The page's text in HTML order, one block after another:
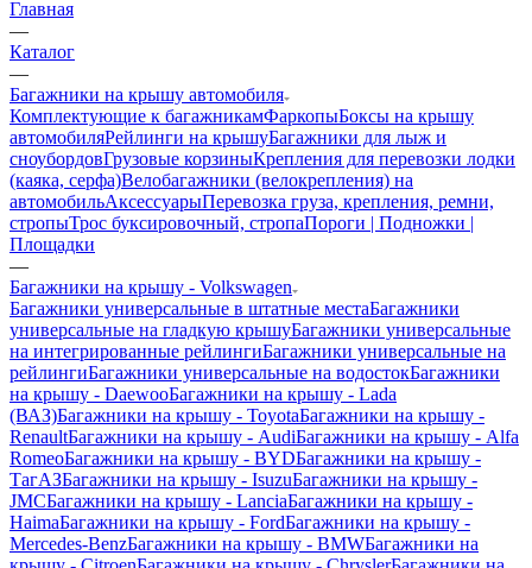
Главная
—
Каталог
—
Багажники на крышу автомобиля
Комплектующие к багажникамФаркопыБоксы на крышу
автомобиляРейлинги на крышуБагажники для лыж и
сноубордовГрузовые корзиныКрепления для перевозки лодки
(каяка, серфа)Велобагажники (велокрепления) на
автомобильАксессуарыПеревозка груза, крепления, ремни,
стропыТрос буксировочный, стропаПороги | Подножки |
Площадки
—
Багажники на крышу - Volkswagen
Багажники универсальные в штатные местаБагажники
универсальные на гладкую крышуБагажники универсальные
на интегрированные рейлингиБагажники универсальные на
рейлингиБагажники универсальные на водостокБагажники
на крышу - DaewooБагажники на крышу - Lada
(ВАЗ)Багажники на крышу - ToyotaБагажники на крышу -
RenaultБагажники на крышу - AudiБагажники на крышу - Alfa
RomeoБагажники на крышу - BYDБагажники на крышу -
ТагАЗБагажники на крышу - IsuzuБагажники на крышу -
JMCБагажники на крышу - LanciaБагажники на крышу -
HaimaБагажники на крышу - FordБагажники на крышу -
Mercedes-BenzБагажники на крышу - BMWБагажники на